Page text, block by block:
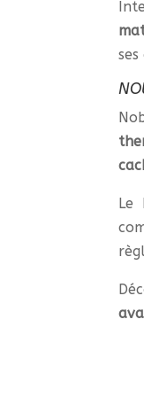
Le